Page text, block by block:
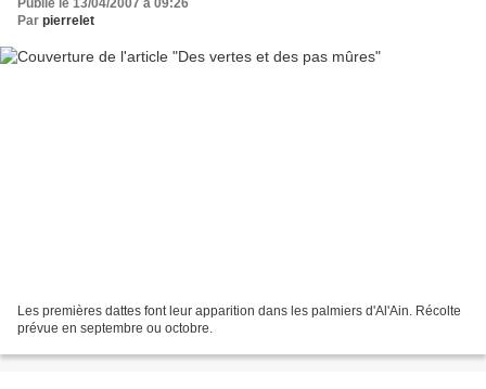
Publié le 13/04/2007 à 09:26
Par pierrelet
Les premières dattes font leur apparition dans les palmiers d'Al'Ain. Récolte
prévue en septembre ou octobre.